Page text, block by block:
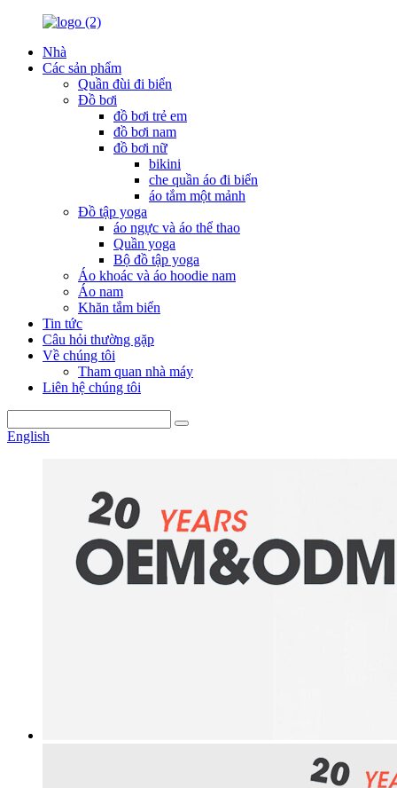
Nhà
Các sản phẩm
Quần đùi đi biển
Đồ bơi
đồ bơi trẻ em
đồ bơi nam
đồ bơi nữ
bikini
che quần áo đi biển
áo tắm một mảnh
Đồ tập yoga
áo ngực và áo thể thao
Quần yoga
Bộ đồ tập yoga
Áo khoác và áo hoodie nam
Áo nam
Khăn tắm biển
Tin tức
Câu hỏi thường gặp
Về chúng tôi
Tham quan nhà máy
Liên hệ chúng tôi
English